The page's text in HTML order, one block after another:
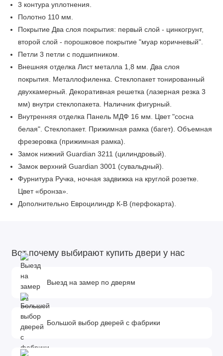
3 контура уплотнения.
Полотно 110 мм.
Покрытие Два слоя покрытия: первый слой - цинкогрунт,
второй слой - порошковое покрытие "муар коричневый".
Петли 3 петли с подшипником.
Внешняя отделка Лист металла 1,8 мм. Два слоя
покрытия. Металлофиленка. Стеклопакет тонированный
двухкамерный. Декоративная решетка (лазерная резка 3
мм) внутри стеклопакета. Наличник фигурный.
Внутренняя отделка Панель МДФ 16 мм. Цвет "сосна
белая". Стеклопакет. Прижимная рамка (багет). Объемная
фрезеровка (прижимная рамка).
Замок нижний Guardian 3211 (цилиндровый).
Замок верхний Guardian 3001 (сувальдный).
Фурнитура Ручка, ночная задвижка на круглой розетке.
Цвет «бронза».
Дополнительно Евроцилиндр К-В (перфокарта).
Порог из нержавеющей стали (цвет "хром").
УтеплениеУ теплитель полотна и коробки «Ursa»
Тип открывания Левое и правое.
Размер блока 2050 х 880; 2050 х 960.
Вот почему выбирают купить двери у нас
Выезд на замер по дверям
Большой выбор дверей с фабрики